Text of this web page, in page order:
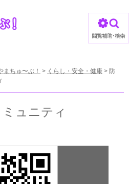
まちゅ〜ぶ！ > くらし・安全・健康 > 防
ュニティ